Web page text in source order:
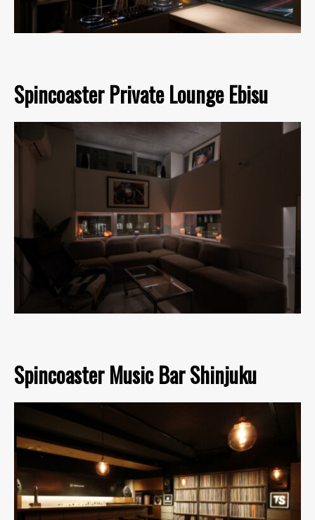
Spincoaster Private Lounge Ebisu
Spincoaster Music Bar Shinjuku